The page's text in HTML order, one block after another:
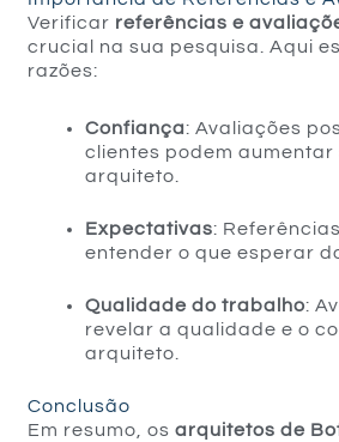
Verificar referências e
crucial na sua pesquisa. Aqui
razões:
Confiança: Avaliações
clientes podem
arquiteto.
Expectativas:
entender o que esperar
Qualidade do trabalho:
revelar a qualidade e o
arquiteto.
Conclusão
Em resumo, osarquitetos de